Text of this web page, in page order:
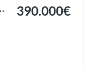
390.000€